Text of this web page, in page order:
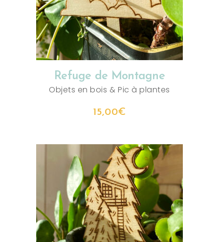
Refuge de Montagne
Objets en bois &Pic à plantes
15,00€
AJOUTER AU PANIER